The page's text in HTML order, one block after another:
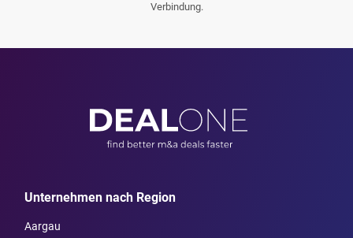
Verbindung.
Unternehmen nach Region
Aargau